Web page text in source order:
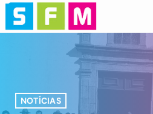
NOTÍCIAS